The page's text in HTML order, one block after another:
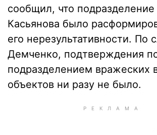
сообщил, что
Касьянова было
его нерезультативности. По
Демченко, подтверждения
подразделением вражеских
объектов ни разу не было.